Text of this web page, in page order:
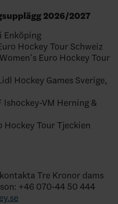
2026/2027
Enköping
Hockey Tour Schweiz
Euro Hockey Tour
Hockey Games Sverige,
Ishockey-VM Herning &
Hockey Tour Tjeckien
Tre Kronor dams
+46 070-44 50 444